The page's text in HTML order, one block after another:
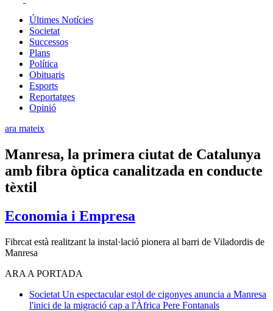
Últimes Notícies
Societat
Successos
Plans
Política
Obituaris
Esports
Reportatges
Opinió
ara mateix
Manresa, la primera ciutat de Catalunya
amb fibra òptica canalitzada en conducte
tèxtil
Economia i Empresa
Fibrcat està realitzant la instal·lació pionera al barri de Viladordis de
Manresa
ARA A PORTADA
Societat Un espectacular estol de cigonyes anuncia a Manresa
l'inici de la migració cap a l'Àfrica Pere Fontanals